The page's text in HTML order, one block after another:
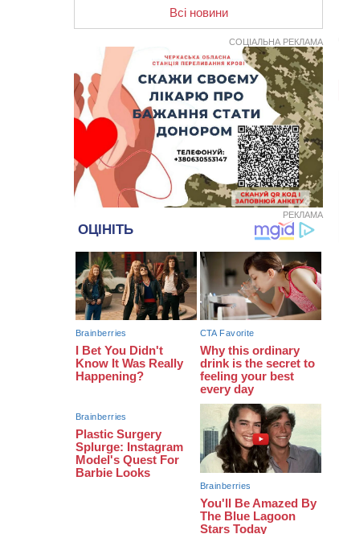
12:15 У центрі Черкас не поділили
дорогу водії двох ВАЗів
11:29
У Черкасах до середини серпня
обмежать рух транспорту на трьох
вулицях
10:54
На Черкащині кількість укриттів
збільшилась уп’ятеро з початку
повномасштабної війни
10:15
У Черкасах водій Audi Q5
спричинив аварію, не пропустивши
09:42
“Черкасиводоканал” пропонує
підвищити тарифи на воду та
водовідведення з 2027 року
09:08 Встановити гойдалки, карусель і
закупити іграшки: у Черкасах
дитсадку
08:22
“На щиті” у Чорнобаївську
громаду повертається полеглий
біля Кліщіївки воїн
Всі новини
СОЦІАЛЬНА РЕКЛАМА
РЕКЛАМА